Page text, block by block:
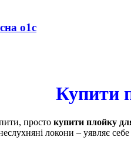
o1c
Купити
просто купити плойку
локони – уявляє